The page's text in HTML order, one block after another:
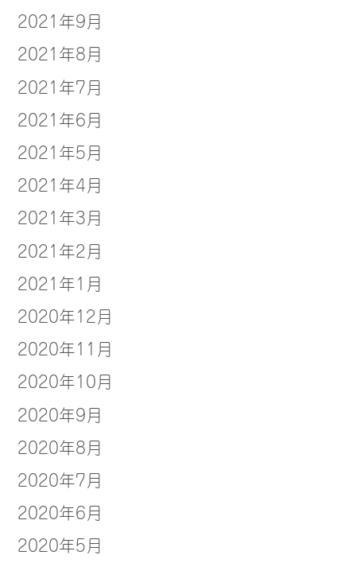
2021年9月
2021年8月
2021年7月
2021年6月
2021年5月
2021年4月
2021年3月
2021年2月
2021年1月
2020年12月
2020年11月
2020年10月
2020年9月
2020年8月
2020年7月
2020年6月
2020年5月